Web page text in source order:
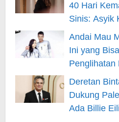
40 Hari
Sinis: Asyik
Berita
Andai Mau
Ini yang
Penglihatan
Hiburan
Deretan
Dukung
Ada Billie